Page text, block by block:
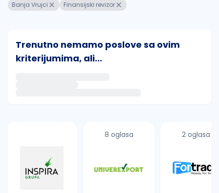
Banja Vrujci Finansijski revizor
Trenutno nemamo poslove sa ovim
kriterijumima, ali...
Takođe možete da:
proverite pravopisne greške (koristite č, ć, š, đ,
8 oglasa 2 oglasa